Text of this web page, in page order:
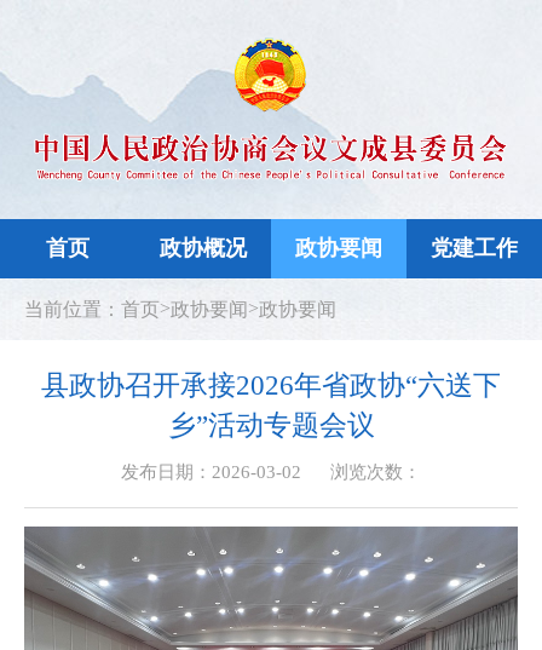
首页 政协概况 政协要闻 党建工作
当前位置：首页>政协要闻>政协要闻
县政协召开承接2026年省政协“六送下
乡”活动专题会议
发布日期：2026-03-02 浏览次数：